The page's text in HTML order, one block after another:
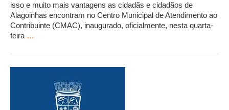
isso e muito mais vantagens as cidadãs e cidadãos de
Alagoinhas encontram no Centro Municipal de Atendimento ao
Contribuinte (CMAC), inaugurado, oficialmente, nesta quarta-
feira …